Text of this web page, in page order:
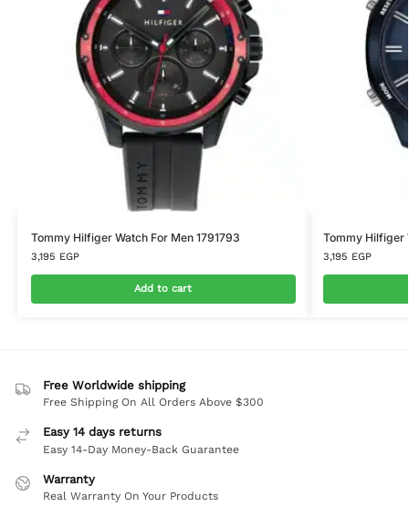
Tommy Hilfiger Watch For Men 1791793
3,195 EGP
Add to cart
Tommy Hilfiger
3,195 EGP
Free Worldwide shipping
Free Shipping On All Orders Above $300
Easy 14 days returns
Easy 14-Day Money-Back Guarantee
Warranty
Real Warranty On Your Products